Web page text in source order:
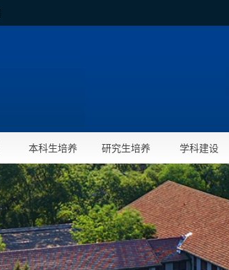
本科生培养 研究生培养 学科建设